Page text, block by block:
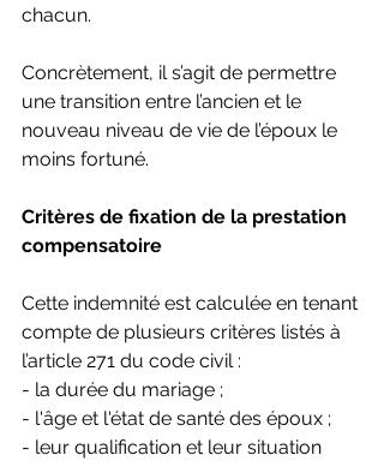
chacun.
Concrètement, il s’agit de permettre
une transition entre l’ancien et le
nouveau niveau de vie de l’époux le
moins fortuné.
Critères de fixation de la prestation
compensatoire
Cette indemnité est calculée en tenant
compte de plusieurs critères listés à
l’article 271 du code civil :
- la durée du mariage ;
- l'âge et l'état de santé des époux ;
- leur qualification et leur situation